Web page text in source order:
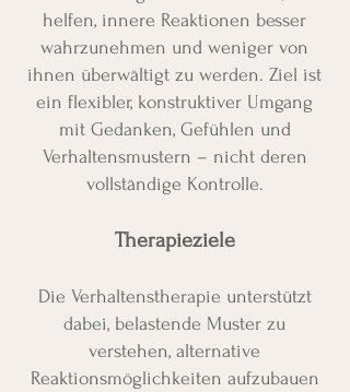
helfen, innere Reaktionen besser
wahrzunehmen und weniger von
ihnen überwältigt zu werden. Ziel ist
ein flexibler, konstruktiver Umgang
mit Gedanken, Gefühlen und
Verhaltensmustern – nicht deren
vollständige Kontrolle.
Therapieziele
Die Verhaltenstherapie unterstützt
dabei, belastende Muster zu
verstehen, alternative
Reaktionsmöglichkeiten aufzubauen